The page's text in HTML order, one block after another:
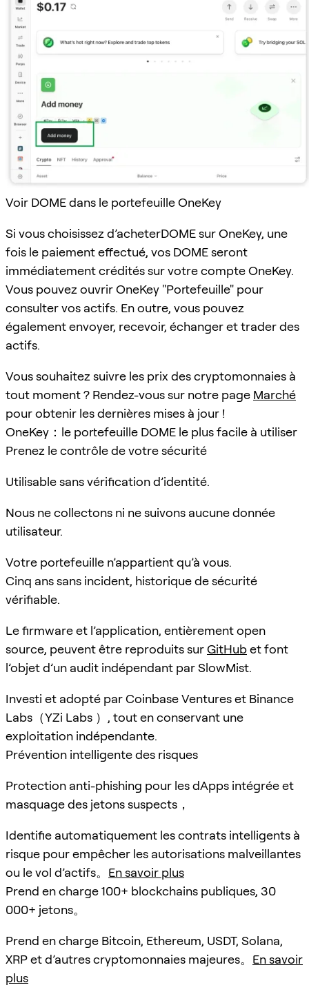
Voir DOME dans le portefeuille OneKey
Si vous choisissez d’acheterDOME sur OneKey, une
fois le paiement effectué, vos DOME seront
immédiatement crédités sur votre compte OneKey.
Vous pouvez ouvrir OneKey "Portefeuille" pour
consulter vos actifs. En outre, vous pouvez
également envoyer, recevoir, échanger et trader des
actifs.
Vous souhaitez suivre les prix des cryptomonnaies à
tout moment ? Rendez-vous sur notre page Marché
pour obtenir les dernières mises à jour !
OneKey：le portefeuille DOME le plus facile à utiliser
Prenez le contrôle de votre sécurité
Utilisable sans vérification d’identité.
Nous ne collectons ni ne suivons aucune donnée
utilisateur.
Votre portefeuille n’appartient qu’à vous.
Cinq ans sans incident, historique de sécurité
vérifiable.
Le firmware et l’application, entièrement open
source, peuvent être reproduits surGitHubet font
l’objet d’un audit indépendant par SlowMist.
Investi et adopté par Coinbase Ventures et Binance
Labs（YZi Labs ）, tout en conservant une
exploitation indépendante.
Prévention intelligente des risques
Protection anti-phishing pour les dApps intégrée et
masquage des jetons suspects，
Identifie automatiquement les contrats intelligents à
risque pour empêcher les autorisations malveillantes
ou le vol d’actifs。 En savoir plus
Prend en charge 100+ blockchains publiques, 30
000+ jetons。
Prend en charge Bitcoin, Ethereum, USDT, Solana,
XRP et d’autres cryptomonnaies majeures。 En savoir
plus